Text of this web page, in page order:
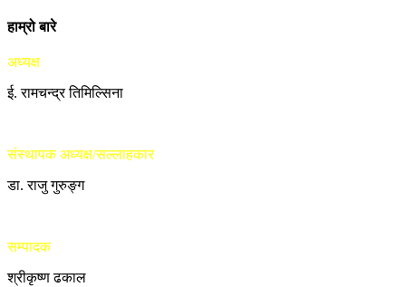
हाम्रो बारे
अध्यक्ष
ई. रामचन्द्र तिमिल्सिना
संस्थापक अध्यक्ष/सल्लाहकार
डा. राजु गुरुङ्ग
सम्पादक
श्रीकृष्ण ढकाल